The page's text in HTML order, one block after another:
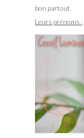
bon partout.
Leurs prénoms :